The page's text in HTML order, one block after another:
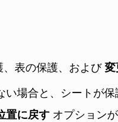
表の保護、および
場合と、シートが保
置に戻す オプション